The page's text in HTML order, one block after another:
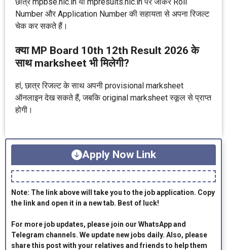
Number और Application Number की सहायता से अपना रिजल्ट
चेक कर सकते हैं।
क्या MP Board 10th 12th Result 2026 के
साथ marksheet भी मिलेगी?
हां, छात्र रिजल्ट के साथ अपनी provisional marksheet
ऑनलाइन देख सकते हैं, जबकि original marksheet स्कूल से प्राप्त
होगी।
Apply Now Link
Note: The link above will take you to the job application. Copy
the link and open it in a new tab. Best of luck!
For more job updates, please join our WhatsApp and
Telegram channels. We update new jobs daily. Also, please
share this post with your relatives and friends to help them